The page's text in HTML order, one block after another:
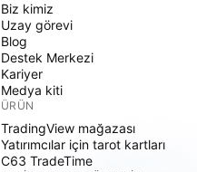
Biz kimiz
Uzay görevi
Blog
Destek Merkezi
Kariyer
Medya kiti
ÜRÜN
TradingView mağazası
Yatırımcılar için tarot kartları
C63 TradeTime